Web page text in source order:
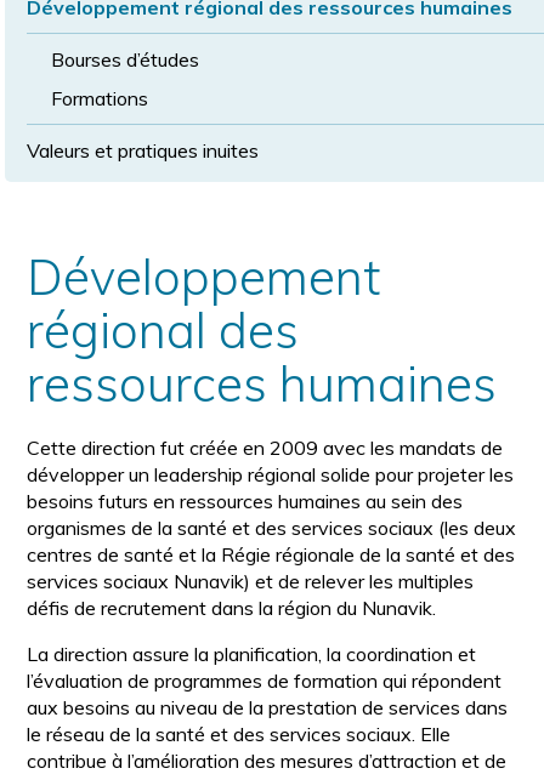
Développement régional des ressources humaines
Bourses d’études
Formations
Valeurs et pratiques inuites
Développement
régional des
ressources humaines
Cette direction fut créée en 2009 avec les mandats de
développer un leadership régional solide pour projeter les
besoins futurs en ressources humaines au sein des
organismes de la santé et des services sociaux (les deux
centres de santé et la Régie régionale de la santé et des
services sociaux Nunavik) et de relever les multiples
défis de recrutement dans la région du Nunavik.
La direction assure la planification, la coordination et
l’évaluation de programmes de formation qui répondent
aux besoins au niveau de la prestation de services dans
le réseau de la santé et des services sociaux. Elle
contribue à l’amélioration des mesures d’attraction et de